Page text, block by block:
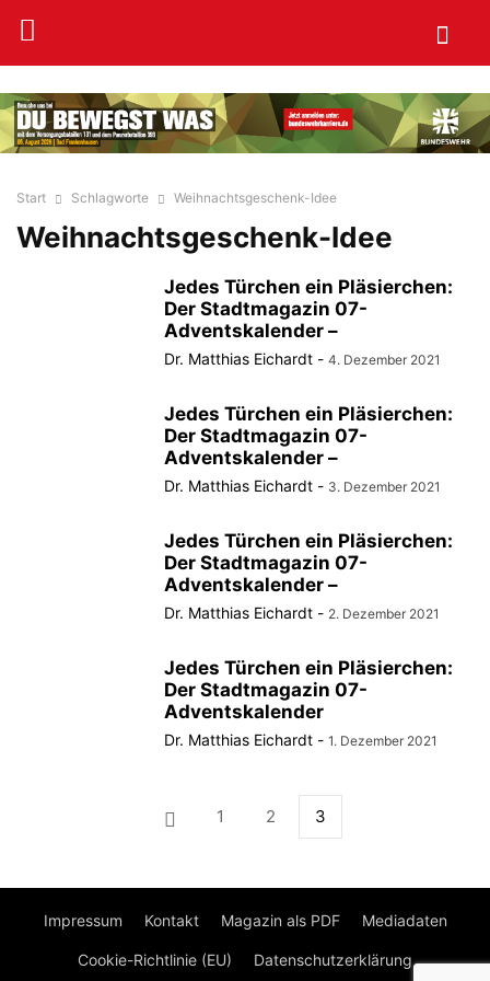
Start Schlagworte Weihnachtsgeschenk-Idee
Weihnachtsgeschenk-Idee
Jedes Türchen ein Pläsierchen:
Der Stadtmagazin 07-
Adventskalender –
Dr. Matthias Eichardt - 4. Dezember 2021
Jedes Türchen ein Pläsierchen:
Der Stadtmagazin 07-
Adventskalender –
Dr. Matthias Eichardt - 3. Dezember 2021
Jedes Türchen ein Pläsierchen:
Der Stadtmagazin 07-
Adventskalender –
Dr. Matthias Eichardt - 2. Dezember 2021
Jedes Türchen ein Pläsierchen:
Der Stadtmagazin 07-
Adventskalender
Dr. Matthias Eichardt - 1. Dezember 2021
1 2 3
Impressum Kontakt Magazin als PDF Mediadaten
Cookie-Richtlinie (EU) Datenschutzerklärung